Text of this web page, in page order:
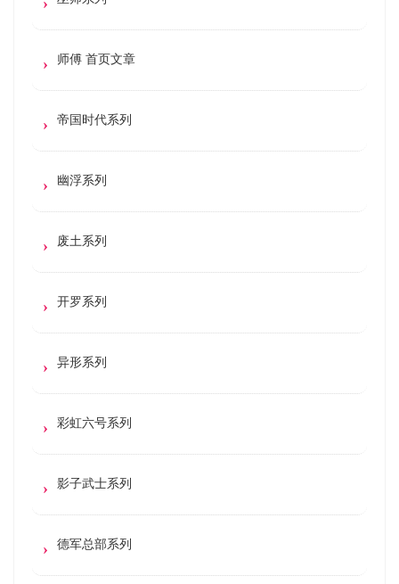
师傅 首页文章
帝国时代系列
幽浮系列
废土系列
开罗系列
异形系列
彩虹六号系列
影子武士系列
德军总部系列